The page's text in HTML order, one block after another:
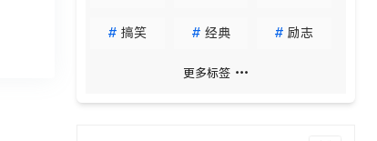
# 搞笑 # 经典 # 励志
更多标签